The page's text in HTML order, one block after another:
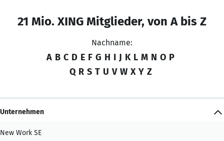
21 Mio. XING Mitglieder, von A bis Z
Nachname:
A B C D E F G H I J K L M N O P
Q R S T U V W X Y Z
Unternehmen
New Work SE